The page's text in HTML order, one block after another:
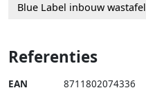
Blue Label inbouw
Referenties
EAN 8711802074336